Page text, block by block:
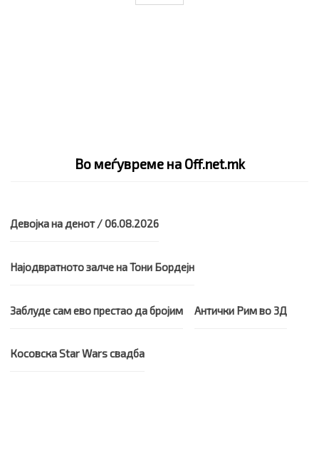
Во меѓувреме на Off.net.mk
Девојка на денот / 06.08.2026
Најодвратното залче на Тони Бордејн
Заблуде сам ево престао да бројим Антички Рим во 3Д
Косовска Star Wars свадба